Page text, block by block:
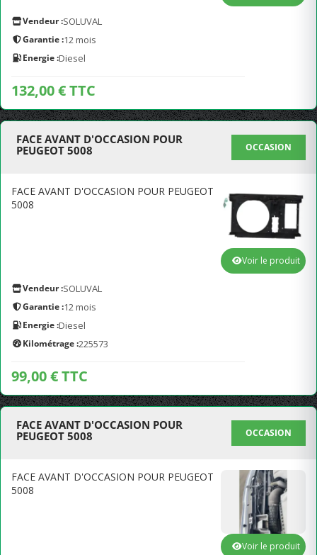
Vendeur :SOLUVAL
Garantie :12 mois
Energie :Diesel
132,00 € TTC
FACE AVANT D'OCCASION POUR
PEUGEOT 5008
OCCASION
FACE AVANT D'OCCASION POUR PEUGEOT
5008
Vendeur :SOLUVAL
Garantie :12 mois
Energie :Diesel
Kilométrage :225573
99,00 € TTC
Voir le produit
FACE AVANT D'OCCASION POUR
PEUGEOT 5008
OCCASION
FACE AVANT D'OCCASION POUR PEUGEOT
5008
Voir le produit